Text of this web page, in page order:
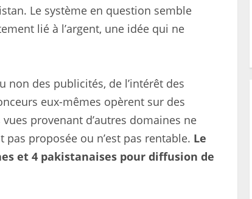
Le système en question semble
lié à l’argent, une idée qui ne
des publicités, de l’intérêt des
eux-mêmes opèrent sur des
provenant d’autres domaines ne
proposée ou n’est pas rentable. Le
et 4 pakistanaises pour diffusion de